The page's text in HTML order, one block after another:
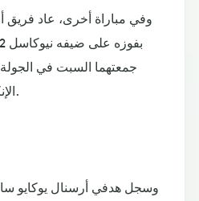
وفي مباراة أخرى، عاد فريق
جمعتهما السبت في
الإنكليزي الممتاز لكرة القدم.
وسجل هدفي أرسنال يوكايو